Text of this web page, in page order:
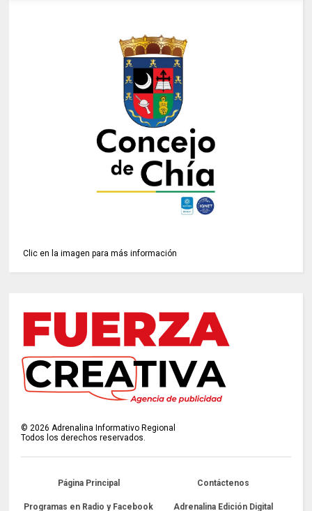
Clic en la imagen para más información
©2026 Adrenalina Informativo Regional
Todos los derechos reservados.
Página Principal Contáctenos
Programas en Radio y Facebook Adrenalina Edición Digital